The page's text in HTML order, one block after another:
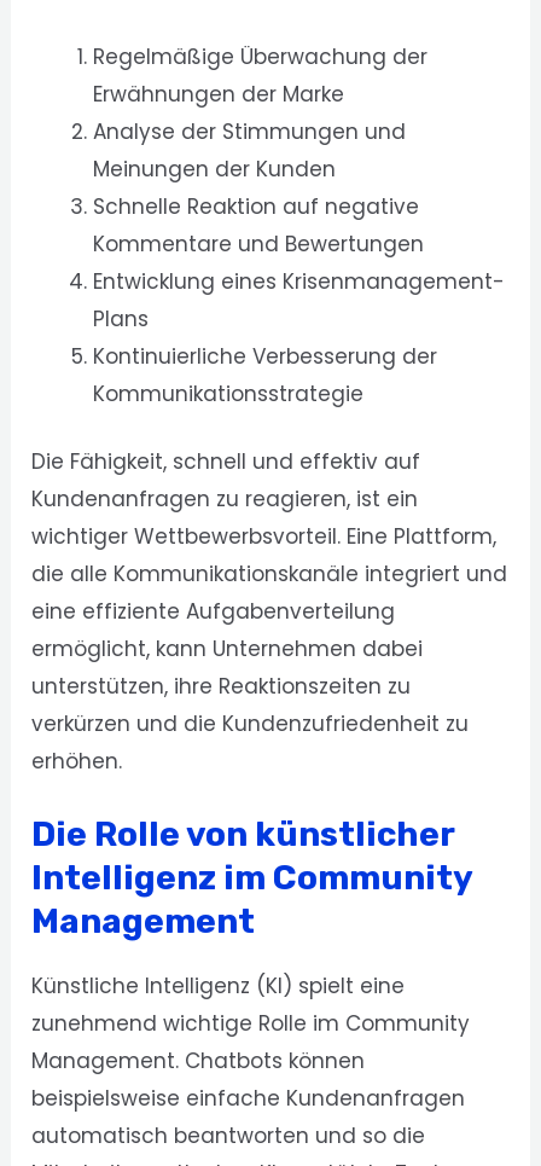
Regelmäßige Überwachung der
Erwähnungen der Marke
Analyse der Stimmungen und
Meinungen der Kunden
Schnelle Reaktion auf negative
Kommentare und Bewertungen
Entwicklung eines Krisenmanagement-
Plans
Kontinuierliche Verbesserung der
Kommunikationsstrategie
Die Fähigkeit, schnell und effektiv auf
Kundenanfragen zu reagieren, ist ein
wichtiger Wettbewerbsvorteil. Eine Plattform,
die alle Kommunikationskanäle integriert und
eine effiziente Aufgabenverteilung
ermöglicht, kann Unternehmen dabei
unterstützen, ihre Reaktionszeiten zu
verkürzen und die Kundenzufriedenheit zu
erhöhen.
Die Rolle von künstlicher
Intelligenz im Community
Management
Künstliche Intelligenz (KI) spielt eine
zunehmend wichtige Rolle im Community
Management. Chatbots können
beispielsweise einfache Kundenanfragen
automatisch beantworten und so die